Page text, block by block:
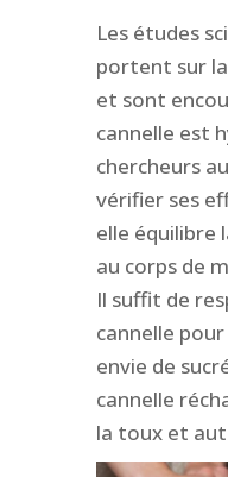
Les études
portent sur
et sont
cannelle est
chercheurs
vérifier ses
elle équilibre
au corps de
Il suffit de
cannelle
envie de
cannelle
la toux et